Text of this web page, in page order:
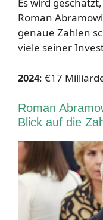
Es wird
Roman
genaue Zahlen
viele seiner
2024: €17
Roman
Blick auf die